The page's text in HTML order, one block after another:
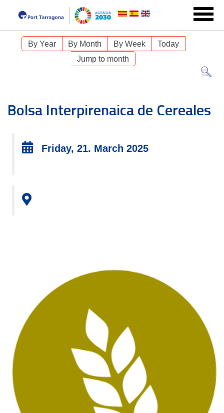
By Year By Month By Week
Today
Jump to month
Bolsa Interpirenaica de Cereales
Friday, 21. March 2025